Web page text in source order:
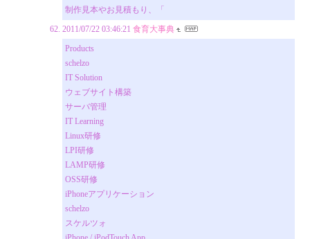
制作見本やお見積もり、「
2011/07/22 03:46:21 食育大事典
Products
schelzo
IT Solution
ウェブサイト構築
サーバ管理
IT Learning
Linux研修
LPI研修
LAMP研修
OSS研修
iPhoneアプリケーション
schelzo
スケルツォ